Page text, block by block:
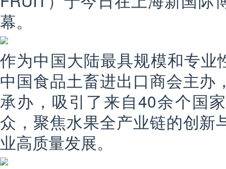
幕。
作为中国大陆最具规模和专业
中国食品土畜进出口商会主办
承办，吸引了来自40余个国
众，聚焦水果全产业链的创新
业高质量发展。